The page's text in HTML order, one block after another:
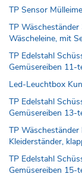
TP Sensor
TP
Wäscheleine, mit
TP Edelstahl
Gemüsereiben 11-
Led-Leuchtbox
TP Edelstahl
Gemüsereiben 13-
TP
Kleiderständer,
TP Edelstahl
Gemüsereiben 15-